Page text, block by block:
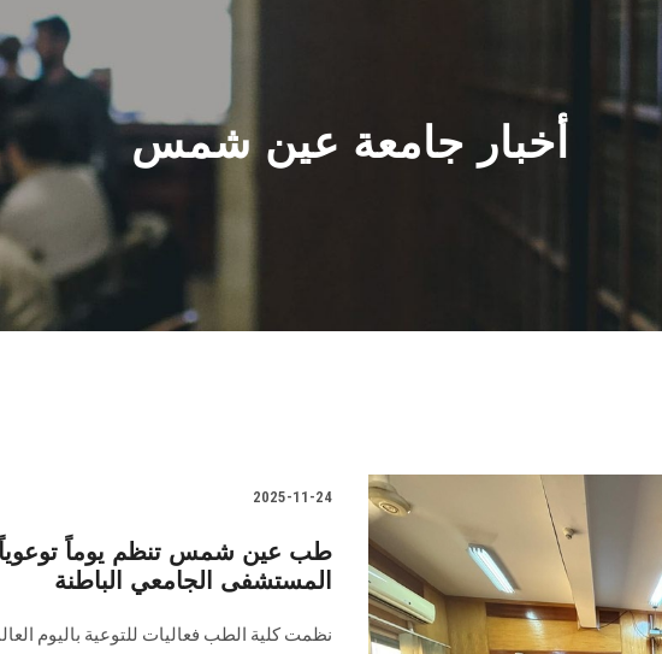
أخبار جامعة عين شمس
2025-11-24
طب عين شمس تنظم يوماً توعوياً
المستشفى الجامعي الباطنة
نظمت كلية الطب فعاليات للتوعية باليوم